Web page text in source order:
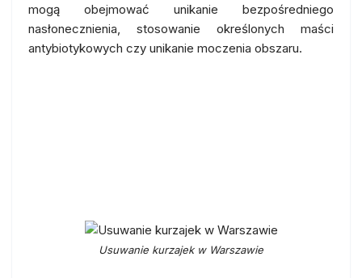
mogą obejmować unikanie bezpośredniego
nasłonecznienia, stosowanie określonych maści
antybiotykowych czy unikanie moczenia obszaru.
Usuwanie kurzajek w Warszawie